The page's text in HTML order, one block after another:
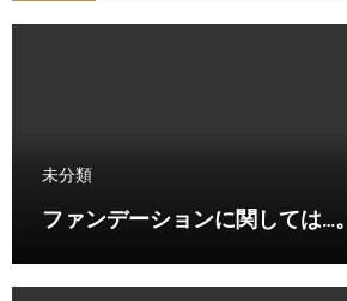
未分類
ファンデーションに関しては…。